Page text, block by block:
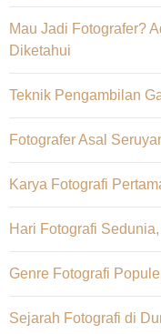
Mau Jadi Fotografer?
Diketahui
Teknik Pengambilan
Fotografer Asal
Karya Fotografi
Hari Fotografi
Genre Fotografi
Sejarah Fotografi di